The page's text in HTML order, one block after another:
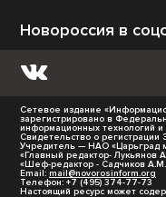
Новороссия в
Сетевое издание
зарегистрировано в
информационных технологий и
Свидетельство о
Учредитель — НАО «Царьград
«Главный редактор- Лукьянов
«Шеф-редактор - Садчиков
Email: mail@novorosinform.org
Телефон: +7 (495) 374-77-73
Настоящий ресурс может